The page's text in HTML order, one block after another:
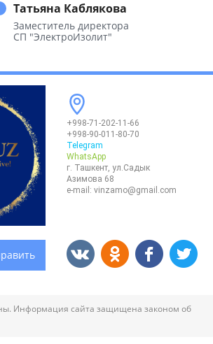
Татьяна Каблякова
Заместитель директора
СП "ЭлектроИзолит"
+998-71-202-11-66
+998-90-011-80-70
Telegram
WhatsApp
г. Ташкент, ул.Садык
Азимова 68
e-mail: vinzamo@gmail.com
Информация сайта защищена законом об